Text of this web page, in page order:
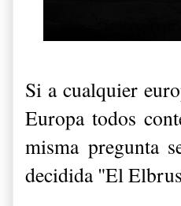
Si a cualquier
Europa todos
misma pregunta
decidida "El